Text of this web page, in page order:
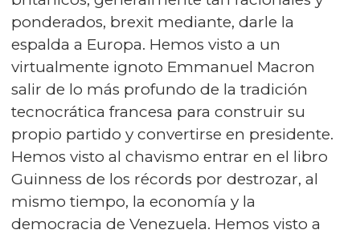
ponderados, brexit mediante, darle la
espalda a Europa. Hemos visto a un
virtualmente ignoto Emmanuel Macron
salir de lo más profundo de la tradición
tecnocrática francesa para construir su
propio partido y convertirse en presidente.
Hemos visto al chavismo entrar en el libro
Guinness de los récords por destrozar, al
mismo tiempo, la economía y la
democracia de Venezuela. Hemos visto a